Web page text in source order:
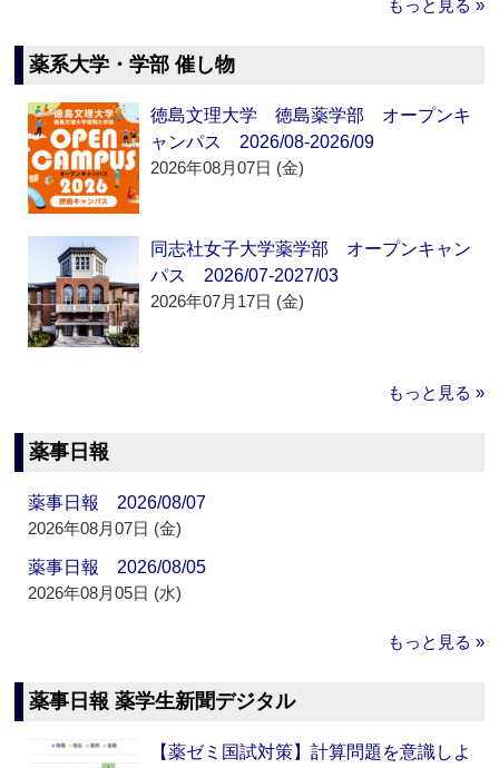
もっと見る »
薬系大学・学部 催し物
徳島文理大学 徳島薬学部 オープンキ
ャンパス 2026/08-2026/09
2026年08月07日 (金)
同志社女子大学薬学部 オープンキャン
パス 2026/07-2027/03
2026年07月17日 (金)
もっと見る »
薬事日報
薬事日報 2026/08/07
2026年08月07日 (金)
薬事日報 2026/08/05
2026年08月05日 (水)
もっと見る »
薬事日報 薬学生新聞デジタル
【薬ゼミ国試対策】計算問題を意識しよ